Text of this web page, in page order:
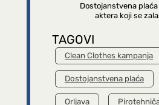
Dostojanstvena
aktera koji se
TAGOVI
Clean Clothes kampanja
Dostojanstvena plaća
Orljava